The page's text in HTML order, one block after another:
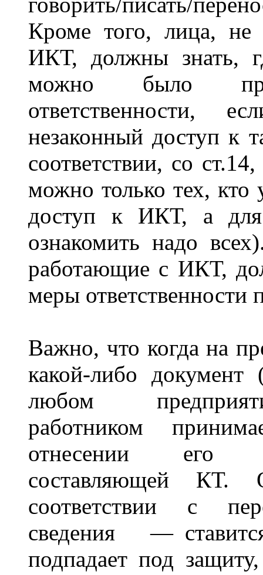
Кроме того, лица,
ИКТ, должны знать,
можно было
ответственности,
незаконный доступ к
соответствии, со
можно только тех,
доступ к ИКТ, а для
ознакомить надо
работающие с ИКТ,
меры
Важно, что когда на
какой-либо документ
любом
работником
отнесении
составляющей
соответствии с
сведения —
подпадает под